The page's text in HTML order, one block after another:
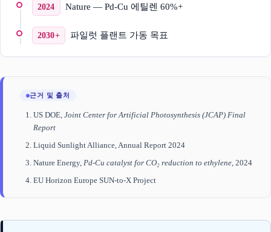
2024 Nature — Pd-Cu 에틸렌 60%+
2030+ 파일럿 플랜트 가동 목표
근거 및 출처
US DOE, Joint Center for Artificial Photosynthesis (JCAP) Final
Report
Liquid Sunlight Alliance, Annual Report 2024
Nature Energy, Pd-Cu catalyst for CO₂ reduction to ethylene, 2024
EU Horizon Europe SUN-to-X Project